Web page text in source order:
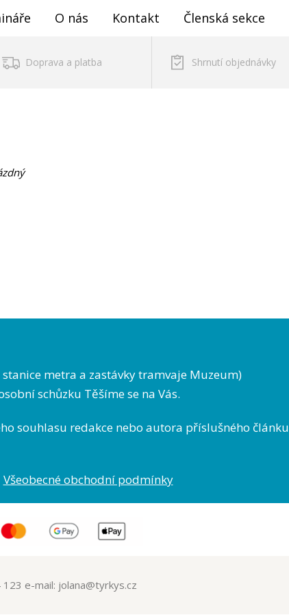
O nás Kontakt Členská sekce
Doprava a platba Shrnutí objednávky
metra a zastávky tramvaje Muzeum)
schůzku Těšíme se na Vás.
souhlasu redakce nebo autora příslušného článku
Všeobecné obchodní podmínky
e-mail: jolana@tyrkys.cz